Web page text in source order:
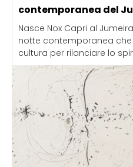
contemporanea del
Nasce Nox Capri al
notte contemporanea
cultura per rilanciare lo